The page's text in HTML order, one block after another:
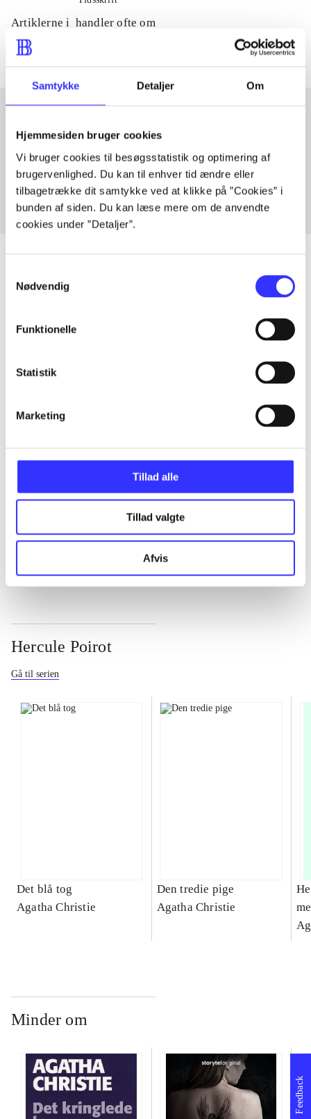
Samtykke Detaljer Om
Hjemmesiden bruger cookies
Vi bruger cookies til besøgsstatistik og optimering af
brugervenlighed. Du kan til enhver tid ændre eller
tilbagetrække dit samtykke ved at klikke på ”Cookies” i
bunden af siden. Du kan læse mere om de anvendte
cookies under ”Detaljer”.
Nødvendig
Funktionelle
Statistik
Marketing
Tillad alle
Tillad valgte
Afvis
Artiklerne i handler ofte om
Artikler med samme emner
Fra
...
...
Hercule Poirot
Gå til serien
Det blå tog
Agatha Christie
Den tredie pige
Agatha Christie
Minder om
Feedback